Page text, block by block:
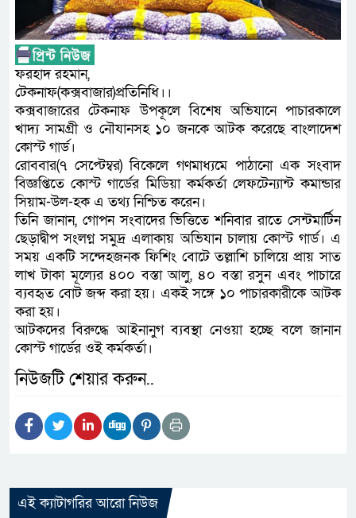
ফরহাদ রহমান,
টেকনাফ(কক্সবাজার)প্রতিনিধি।।
কক্সবাজারের টেকনাফ উপকূলে বিশেষ অভিযানে পাচারকালে
খাদ্য সামগ্রী ও নৌযানসহ ১০ জনকে আটক করেছে বাংলাদেশ
কোস্ট গার্ড।
রোববার(৭ সেপ্টেম্বর) বিকেলে গণমাধ্যমে পাঠানো এক সংবাদ
বিজ্ঞপ্তিতে কোস্ট গার্ডের মিডিয়া কর্মকর্তা লেফটেন্যান্ট কমান্ডার
সিয়াম-উল-হক এ তথ্য নিশ্চিত করেন।
তিনি জানান, গোপন সংবাদের ভিত্তিতে শনিবার রাতে সেন্টমার্টিন
ছেড়াদ্বীপ সংলগ্ন সমুদ্র এলাকায় অভিযান চালায় কোস্ট গার্ড। এ
সময় একটি সন্দেহজনক ফিশিং বোটে তল্লাশি চালিয়ে প্রায় সাত
লাখ টাকা মূল্যের ৪০০ বস্তা আলু, ৪০ বস্তা রসুন এবং পাচারে
ব্যবহৃত বোট জব্দ করা হয়। একই সঙ্গে ১০ পাচারকারীকে আটক
করা হয়।
আটকদের বিরুদ্ধে আইনানুগ ব্যবস্থা নেওয়া হচ্ছে বলে জানান
কোস্ট গার্ডের ওই কর্মকর্তা।
নিউজটি শেয়ার করুন..
এই ক্যাটাগরির আরো নিউজ